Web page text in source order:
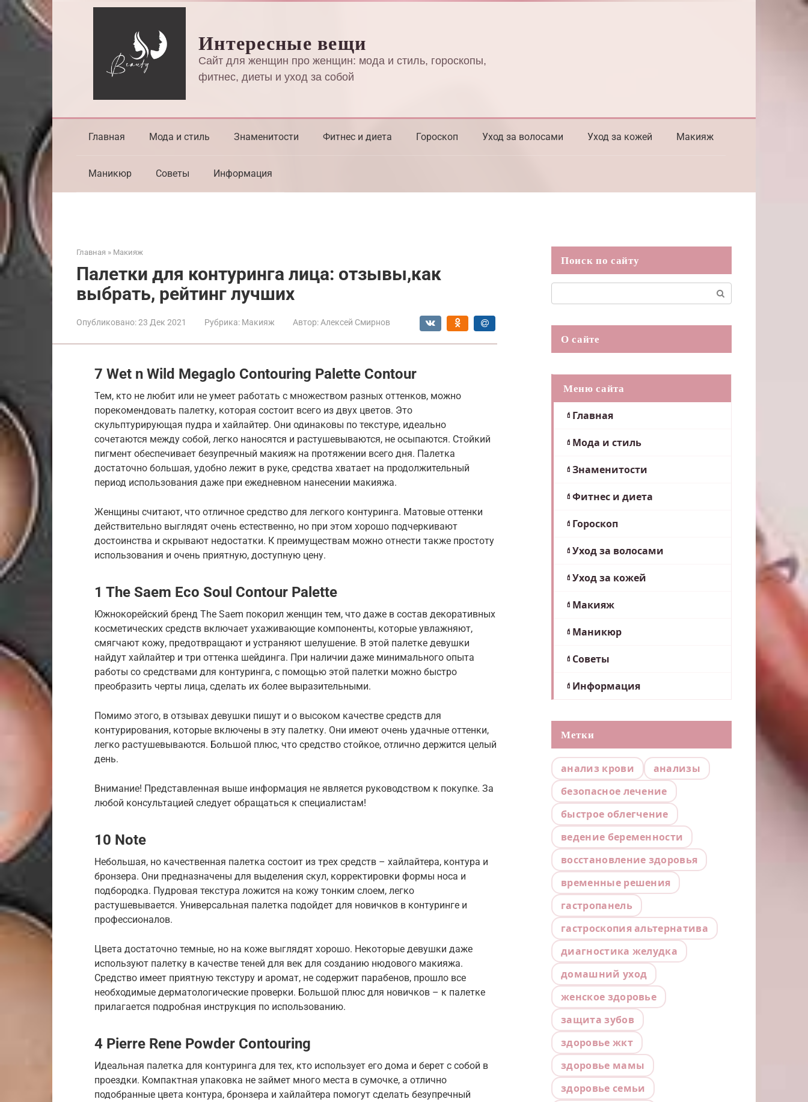
Перейти
к
контенту
Интересные вещи
Сайт для женщин про женщин: мода и стиль, гороскопы,
фитнес, диеты и уход за собой
Главная Мода и стиль Знаменитости Фитнес и диета Гороскоп Уход за волосами Уход за кожей Макияж
Маникюр Советы Информация
Главная » Макияж
Палетки для контуринга лица: отзывы,как
выбрать, рейтинг лучших
Опубликовано:23 Дек 2021 Рубрика: Макияж Автор: Алексей Смирнов
7 Wet n Wild Megaglo Contouring Palette Contour
Тем, кто не любит или не умеет работать с множеством разных оттенков, можно
порекомендовать палетку, которая состоит всего из двух цветов. Это
скульптурирующая пудра и хайлайтер. Они одинаковы по текстуре, идеально
сочетаются между собой, легко наносятся и растушевываются, не осыпаются. Стойкий
пигмент обеспечивает безупречный макияж на протяжении всего дня. Палетка
достаточно большая, удобно лежит в руке, средства хватает на продолжительный
период использования даже при ежедневном нанесении макияжа.
Женщины считают, что отличное средство для легкого контуринга. Матовые оттенки
действительно выглядят очень естественно, но при этом хорошо подчеркивают
достоинства и скрывают недостатки. К преимуществам можно отнести также простоту
использования и очень приятную, доступную цену.
1 The Saem Eco Soul Contour Palette
Южнокорейский бренд The Saem покорил женщин тем, что даже в состав декоративных
косметических средств включает ухаживающие компоненты, которые увлажняют,
смягчают кожу, предотвращают и устраняют шелушение. В этой палетке девушки
найдут хайлайтер и три оттенка шейдинга. При наличии даже минимального опыта
работы со средствами для контуринга, с помощью этой палетки можно быстро
преобразить черты лица, сделать их более выразительными.
Помимо этого, в отзывах девушки пишут и о высоком качестве средств для
контурирования, которые включены в эту палетку. Они имеют очень удачные оттенки,
легко растушевываются. Большой плюс, что средство стойкое, отлично держится целый
день.
Внимание! Представленная выше информация не является руководством к покупке. За
любой консультацией следует обращаться к специалистам!
10 Note
Небольшая, но качественная палетка состоит из трех средств – хайлайтера, контура и
бронзера. Они предназначены для выделения скул, корректировки формы носа и
подбородка. Пудровая текстура ложится на кожу тонким слоем, легко
растушевывается. Универсальная палетка подойдет для новичков в контуринге и
профессионалов.
Цвета достаточно темные, но на коже выглядят хорошо. Некоторые девушки даже
используют палетку в качестве теней для век для созданию нюдового макияжа.
Средство имеет приятную текстуру и аромат, не содержит парабенов, прошло все
необходимые дерматологические проверки. Большой плюс для новичков – к палетке
прилагается подробная инструкция по использованию.
4 Pierre Rene Powder Contouring
Идеальная палетка для контуринга для тех, кто использует его дома и берет с собой в
проездки. Компактная упаковка не займет много места в сумочке, а отлично
подобранные цвета контура, бронзера и хайлайтера помогут сделать безупречный
Поиск по сайту
О сайте
Меню сайта
Главная
Мода и стиль
Знаменитости
Фитнес и диета
Гороскоп
Уход за волосами
Уход за кожей
Макияж
Маникюр
Советы
Информация
Метки
анализ крови
анализы
безопасное лечение
быстрое облегчение
ведение беременности
восстановление здоровья
временные решения
гастропанель
гастроскопия альтернатива
диагностика желудка
домашний уход
женское здоровье
защита зубов
здоровье жкт
здоровье мамы
здоровье семьи